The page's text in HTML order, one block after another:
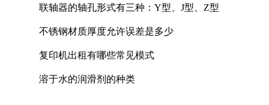
联轴器的轴孔形式有三种：Y型、J型、Z型
不锈钢材质厚度允许误差是多少
复印机出租有哪些常见模式
溶于水的润滑剂的种类